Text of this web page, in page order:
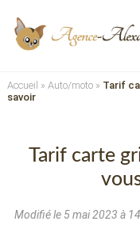
Accueil » Auto/moto» Tarif
savoir
Tarif carte
Modifié le 5 mai 2023 à